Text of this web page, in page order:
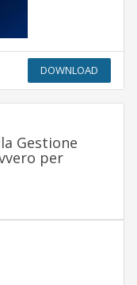
DOWNLOAD
Gestione
per